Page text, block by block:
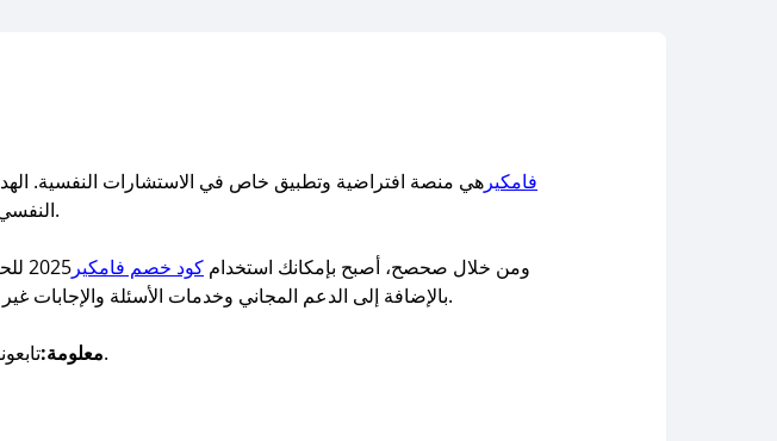
فامكير هي منصة افتراضية وتطبيق خاص في الاستشارات النفسية.
النفسي دون الحاجة الى الذهاب الى المراكز والعيادات النفسية أو مراكز الإرشاد الزواجي.
ومن خلال صحصح، أصبح بإمكانك استخدام كود خصم فامكير
بالإضافة إلى الدعم المجاني وخدمات الأسئلة والإجابات غير المحدودة والعروض الخاصة للشركات والمنظمات (حسب سياسة المنصة الحالية).
معلومة: لتحصلوا على أفضل أكواد الخصم وكوبونات الخصم.